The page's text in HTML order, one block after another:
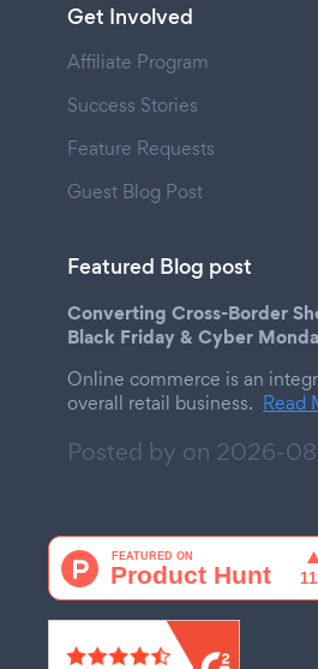
Get Involved
Affiliate Program
Success Stories
Feature Requests
Guest Blog Post
Featured Blog post
Converting Cross-Border
Black Friday & Cyber
Online commerce is an
overall retail business. Read
Posted by on 2026-